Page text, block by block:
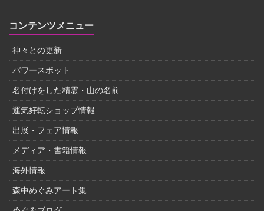
コンテンツメニュー
神々との更新
パワースポット
名付けをした精霊・山の名前
運気好転ショップ情報
出展・フェア情報
メディア・書籍情報
海外情報
森中めぐみアート集